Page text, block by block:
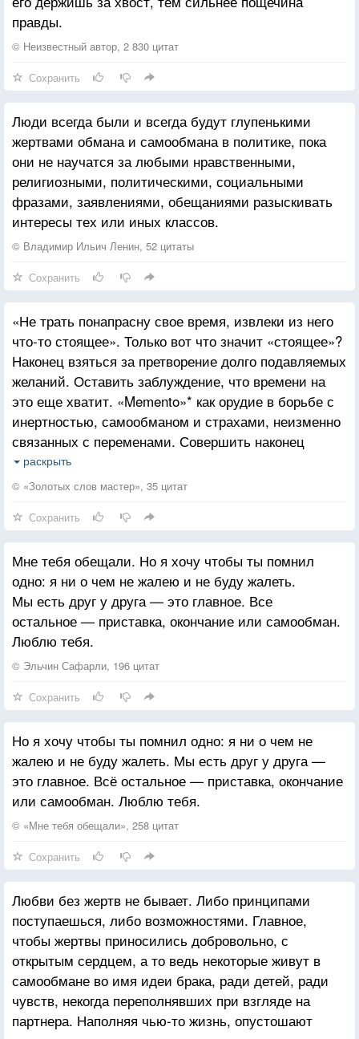
правды.
© Неизвестный автор, 2 830 цитат
Сохранить
Люди всегда были и всегда будут глупенькими
жертвами обмана и самообмана в политике, пока
они не научатся за любыми нравственными,
религиозными, политическими, социальными
фразами, заявлениями, обещаниями разыскивать
интересы тех или иных классов.
© Владимир Ильич Ленин, 52 цитаты
Сохранить
«Не трать понапрасну свое время, извлеки из него
что-то стоящее». Только вот что значит «стоящее»?
Наконец взяться за претворение долго подавляемых
желаний. Оставить заблуждение, что времени на
это еще хватит. «Memento»* как орудие в борьбе с
инертностью, самообманом и страхами, неизменно
связанных с переменами. Совершить наконец
путешествие, о котором давно мечтал, выучить еще
один язык, прочитать ту книгу, купить это
славой. Не учинить насилие над самим собой.
раскрыть
© «Золотых слов мастер», 35 цитат
Сохранить
Мне тебя обещали. Но я хочу чтобы ты помнил
одно: я ни о чем не жалею и не буду жалеть.
Мы есть друг у друга — это главное. Все
остальное — приставка, окончание или самообман.
Люблю тебя.
© Эльчин Сафарли, 196 цитат
Сохранить
Но я хочу чтобы ты помнил одно: я ни о чем не
жалею и не буду жалеть. Мы есть друг у друга —
это главное. Всё остальное — приставка, окончание
или самообман. Люблю тебя.
© «Мне тебя обещали», 258 цитат
Сохранить
Любви без жертв не бывает. Либо принципами
поступаешься, либо возможностями. Главное,
чтобы жертвы приносились добровольно, с
открытым сердцем, а то ведь некоторые живут в
самообмане во имя идеи брака, ради детей, ради
чувств, некогда переполнявших при взгляде на
партнера. Наполняя чью-то жизнь, опустошают